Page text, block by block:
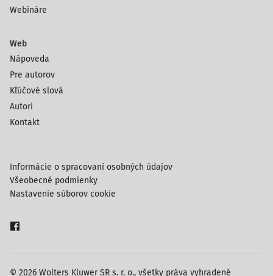
Webináre
Web
Nápoveda
Pre autorov
Kľúčové slová
Autori
Kontakt
© 2026 Wolters Kluwer SR s. r. o., všetky práva vyhradené
Informácie o spracovaní osobných údajov
Všeobecné podmienky
Nastavenie súborov cookie